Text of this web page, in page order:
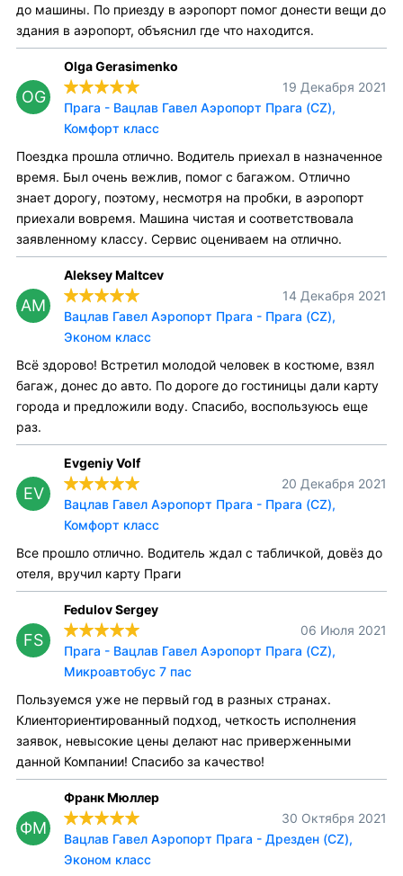
до машины. По приезду в аэропорт помог донести вещи до
здания в аэропорт, объяснил где что находится.
OG
Olga Gerasimenko
19 Декабря 2021
Прага - Вацлав Гавел Аэропорт Прага (CZ),
Комфорт класс
Поездка прошла отлично. Водитель приехал в назначенное
время. Был очень вежлив, помог с багажом. Отлично
знает дорогу, поэтому, несмотря на пробки, в аэропорт
приехали вовремя. Машина чистая и соответствовала
заявленному классу. Сервис оцениваем на отлично.
AM
Aleksey Maltcev
14 Декабря 2021
Вацлав Гавел Аэропорт Прага - Прага (CZ),
Эконом класс
Всё здорово! Встретил молодой человек в костюме, взял
багаж, донес до авто. По дороге до гостиницы дали карту
города и предложили воду. Спасибо, воспользуюсь еще
раз.
EV
Evgeniy Volf
20 Декабря 2021
Вацлав Гавел Аэропорт Прага - Прага (CZ),
Комфорт класс
Все прошло отлично. Водитель ждал с табличкой, довёз до
отеля, вручил карту Праги
FS
Fedulov Sergey
06 Июля 2021
Прага - Вацлав Гавел Аэропорт Прага (CZ),
Микроавтобус 7 пас
Пользуемся уже не первый год в разных странах.
Клиенториентированный подход, четкость исполнения
заявок, невысокие цены делают нас приверженными
данной Компании! Спасибо за качество!
ФМ
Франк Мюллер
30 Октября 2021
Вацлав Гавел Аэропорт Прага - Дрезден (CZ),
Эконом класс